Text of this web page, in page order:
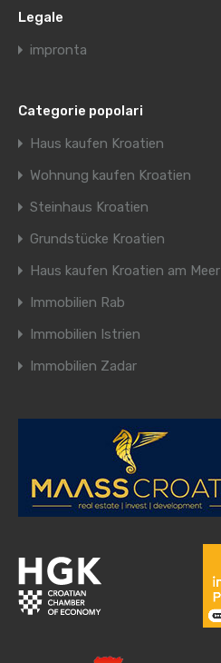
Legale
impronta
Categorie popolari
Haus kaufen Kroatien
Wohnung kaufen Kroatien
Steinhaus Kroatien
Grundstücke Kroatien
Haus kaufen Kroatien am Meer
Immobilien Rab
Immobilien Istrien
Immobilien Zadar